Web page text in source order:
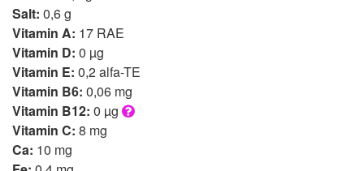
Salt: 0,6 g
Vitamin A: 17 RAE
Vitamin D: 0 µg
Vitamin E: 0,2 alfa-TE
Vitamin B6: 0,06 mg
Vitamin B12: 0 µg
Vitamin C: 8 mg
Ca: 10 mg